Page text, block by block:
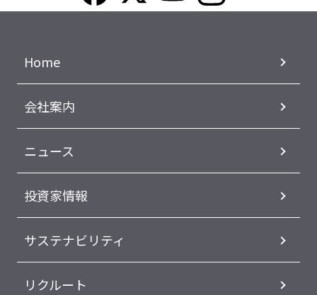
Home
会社案内
ニュース
投資家情報
サステナビリティ
リクルート